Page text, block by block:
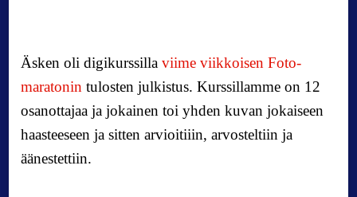
k
l
i
i
Äsken oli digikurssillaviime viikkoisen Foto-
maratonin tulosten julkistus. Kurssillamme on 12
osanottajaa ja jokainen toi yhden kuvan jokaiseen
haasteeseen ja sitten arvioitiiin, arvosteltiin ja
äänestettiin.